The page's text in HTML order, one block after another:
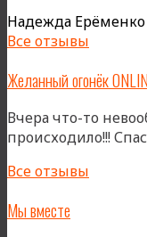
Надежда Ерёменко
Все отзывы
Желанный огонёк
Вчера что-то
происходило!!!
Все отзывы
Мы вместе